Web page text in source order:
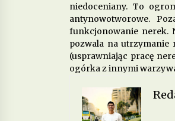
Dieta w
10
niedoceniany. To
antynowotworowe.
funkcjonowanie nerek.
pozwala na utrzymanie
(usprawniając pracę
ogórka z innymi